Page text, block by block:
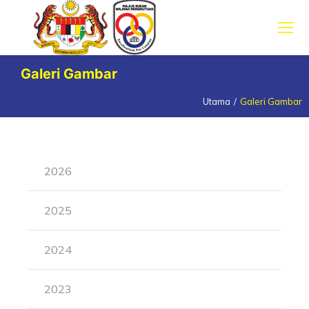
Galeri Gambar
Utama Galeri Gambar
2026
2025
2024
2023